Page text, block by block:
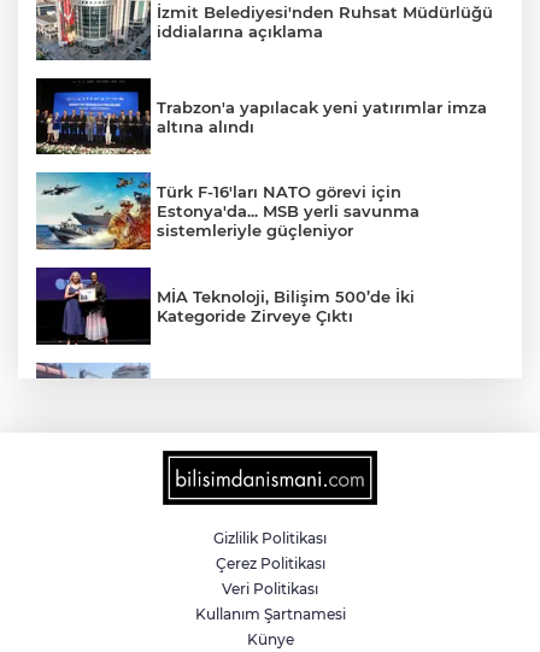
İzmit Belediyesi'nden Ruhsat Müdürlüğü
iddialarına açıklama
Trabzon'a yapılacak yeni yatırımlar imza
altına alındı
Türk F-16'ları NATO görevi için
Estonya'da... MSB yerli savunma
sistemleriyle güçleniyor
MİA Teknoloji, Bilişim 500’de İki
Kategoride Zirveye Çıktı
6 milyon emekliyi ilgilendiriyor... Emekli
aylığı fark ödemeleri 7 Ağustos'ta
Teröristler teslim olmaya devam ediyor...
Hudutlarda 490 kişi yakalandı
Gizlilik Politikası
Çerez Politikası
Veri Politikası
Kullanım Şartnamesi
Künye